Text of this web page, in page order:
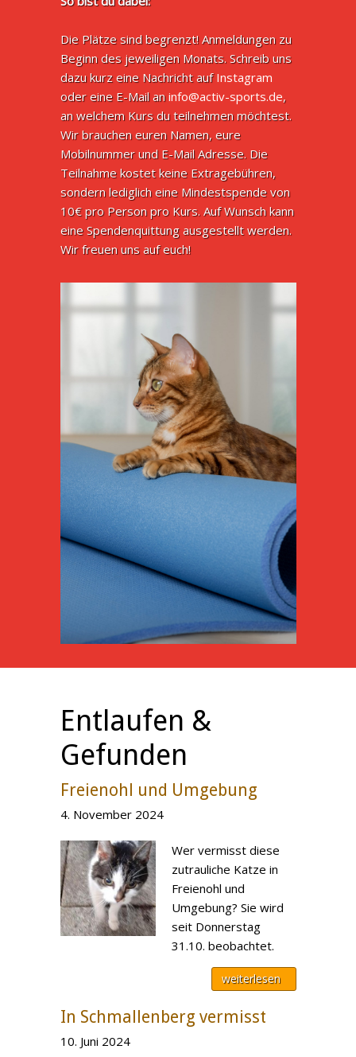
Die Plätze sind begrenzt! Anmeldungen zu
Beginn des jeweiligen Monats. Schreib uns
dazu kurz eine Nachricht aufInstagram
oder eine E-Mail aninfo@activ-sports.de,
an welchem Kurs du teilnehmen möchtest.
Wir brauchen euren Namen, eure
Mobilnummer und E-Mail Adresse. Die
Teilnahme kostet keine Extragebühren,
sondern lediglich eine Mindestspende von
10€ pro Person pro Kurs. Auf Wunsch kann
eine Spendenquittung ausgestellt werden.
Wir freuen uns auf euch!
Entlaufen &
Gefunden
Freienohl und Umgebung
4. November 2024
Wer vermisst diese
zutrauliche Katze in
Freienohl und
Umgebung? Sie wird
seit Donnerstag
31.10. beobachtet.
weiterlesen
In Schmallenberg vermisst
10. Juni 2024